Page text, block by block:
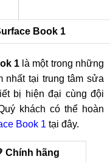
Book 1
1là một trong những
tại trung tâm sửa
bị hiện đại cùng đội
khách có thể hoàn
Book 1 tại đây.
Chính hãng